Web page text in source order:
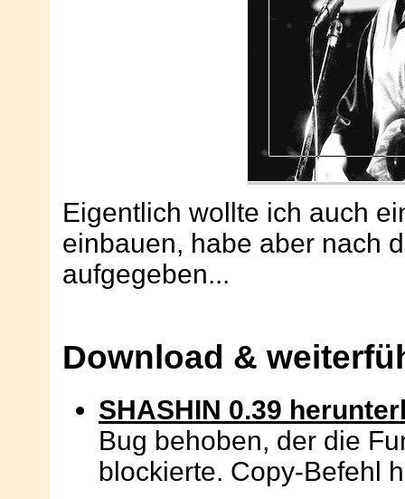
Eigentlich wollte ich auch
einbauen, habe aber nach
aufgegeben...
Download &
SHASHIN 0.39
Bug behoben, der die
blockierte. Copy-Befehl